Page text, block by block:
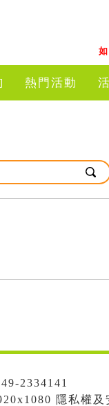
熱門活動
2334141
隱私權及